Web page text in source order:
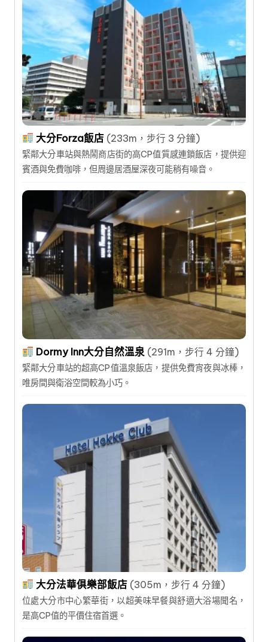
大分Forza飯店 (233m，步行 3 分鐘)
緊鄰大分車站與熱鬧商店街的高CP值質感連鎖飯店，提供迎
賓酒與免費咖啡，但周邊居酒屋深夜可能稍有噪音。
Dormy Inn大分自然溫泉 (291m，步行 4 分鐘)
緊鄰大分車站的超高CP值溫泉飯店，提供免費宵夜與冰棒，
唯房間與衛浴空間較為小巧。
大分法華俱樂部飯店 (305m，步行 4 分鐘)
位處大分市中心繁華街，以超美味早餐與舒適大浴場聞名，
是高CP值的平價住宿首選。